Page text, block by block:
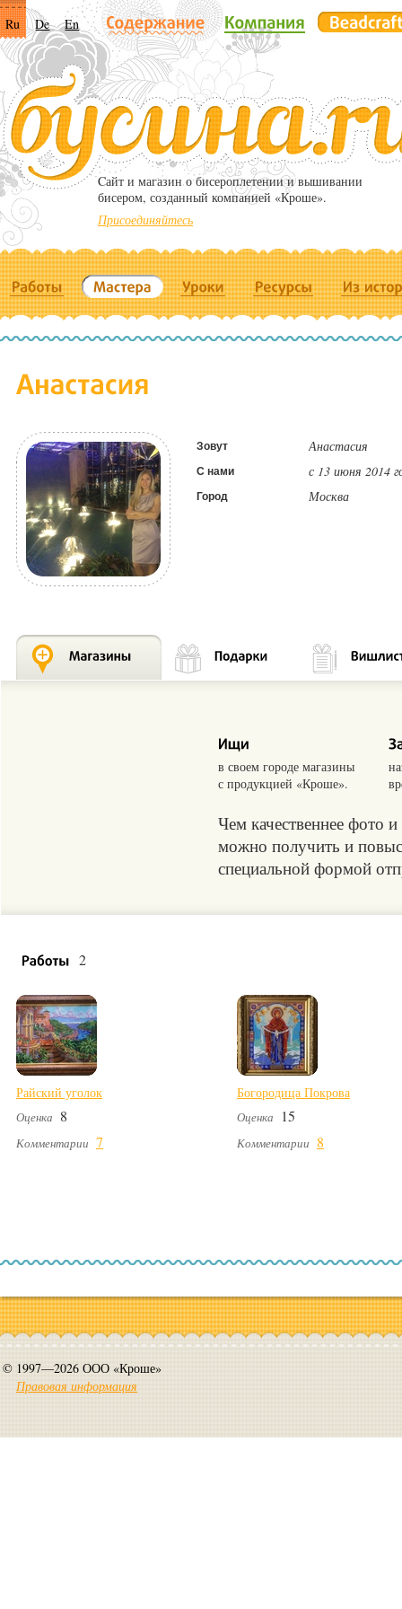
Ru De En
Cайт и магазин о бисероплетении и вышивании
бисером, созданный компанией «Кроше».
Присоединяйтесь
Зовут Анастасия
С нами с 13 июня 2014
Город Москва
в своем городе магазины
с продукцией «Кроше».
Чем качественнее фото
можно получить и
специальной формой
2
Райский уголок
Оценка 8
Комментарии 7
Богородица Покрова
Оценка 15
Комментарии 8
© 1997—2026 ООО «Кроше»
Правовая информация